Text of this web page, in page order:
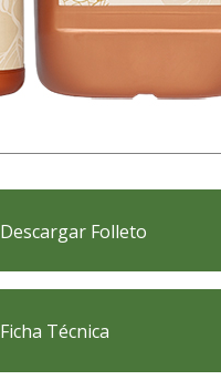
Descargar Folleto
Ficha Técnica